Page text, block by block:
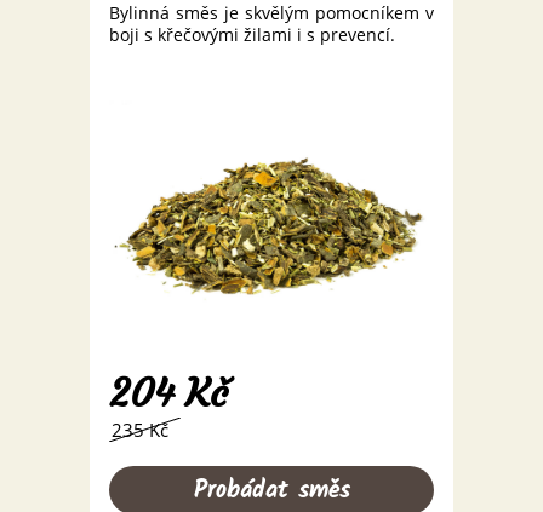
Bylinná směs je skvělým pomocníkem v
boji s křečovými žilami i s prevencí.
204 Kč
235 Kč
Probádat směs